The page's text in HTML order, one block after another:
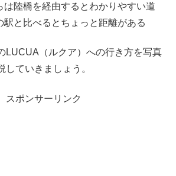
は陸橋を経由するとわかりやすい道
駅と比べるとちょっと距離がある
LUCUA（ルクア）への行き方を写真
していきましょう。
スポンサーリンク